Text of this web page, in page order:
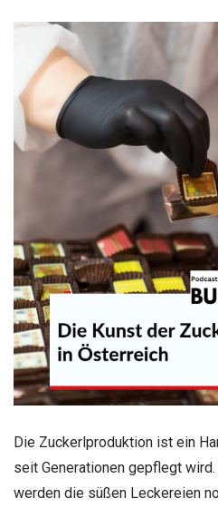
Die Zuckerlproduktion ist ein
seit Generationen gepflegt
werden die süßen Leckereien